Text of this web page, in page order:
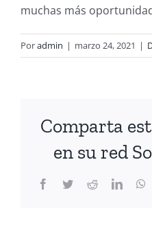
muchas más
Poradmin | marzo 24, 2021 |
Comparta
en su red
Facebook
TwitterReddit